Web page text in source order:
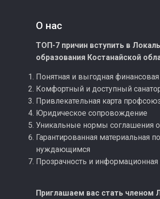
О нас
ТОП-7 причин вступить в
образования Костанайской
Понятная и выгодная финансовая
Комфортный и доступный
Привлекательная карта
Юридическое сопровождение
Уникальные нормы соглашения о
Гарантированная материальная
нуждающимся
Прозрачность и информационная
Приглашаем вас стать членом